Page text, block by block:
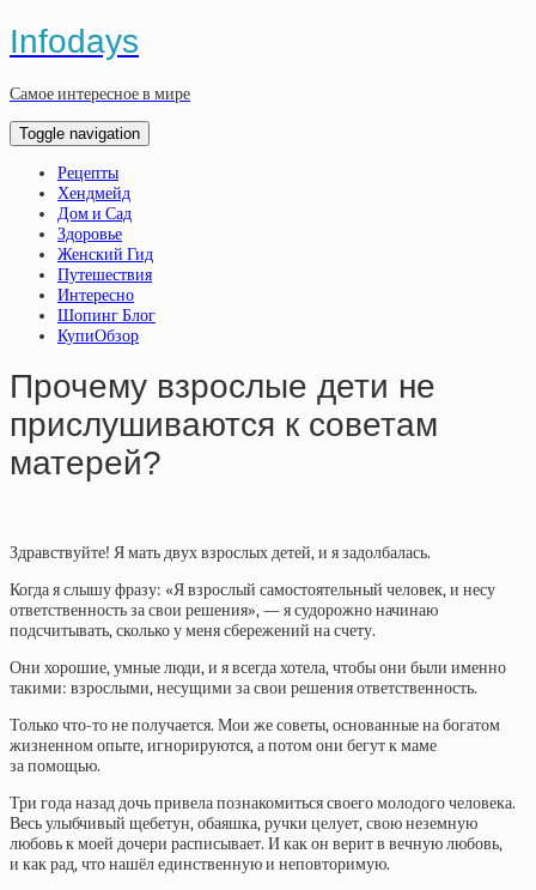
Infodays
Самое интересное в мире
Toggle navigation
Рецепты
Хендмейд
Дом и Сад
Здоровье
Женский Гид
Путешествия
Интересно
Шопинг Блог
КупиОбзор
Прочему взрослые дети не
прислушиваются к советам
матерей?
Здравствуйте! Я мать двух взрослых детей, и я задолбалась.
Когда я слышу фразу: «Я взрослый самостоятельный человек, и несу
ответственность за свои решения», — я судорожно начинаю
подсчитывать, сколько у меня сбережений на счету.
Они хорошие, умные люди, и я всегда хотела, чтобы они были именно
такими: взрослыми, несущими за свои решения ответственность.
Только что-то не получается. Мои же советы, основанные на богатом
жизненном опыте, игнорируются, а потом они бегут к маме
за помощью.
Три года назад дочь привела познакомиться своего молодого человека.
Весь улыбчивый щебетун, обаяшка, ручки целует, свою неземную
любовь к моей дочери расписывает. И как он верит в вечную любовь,
и как рад, что нашёл единственную и неповторимую.